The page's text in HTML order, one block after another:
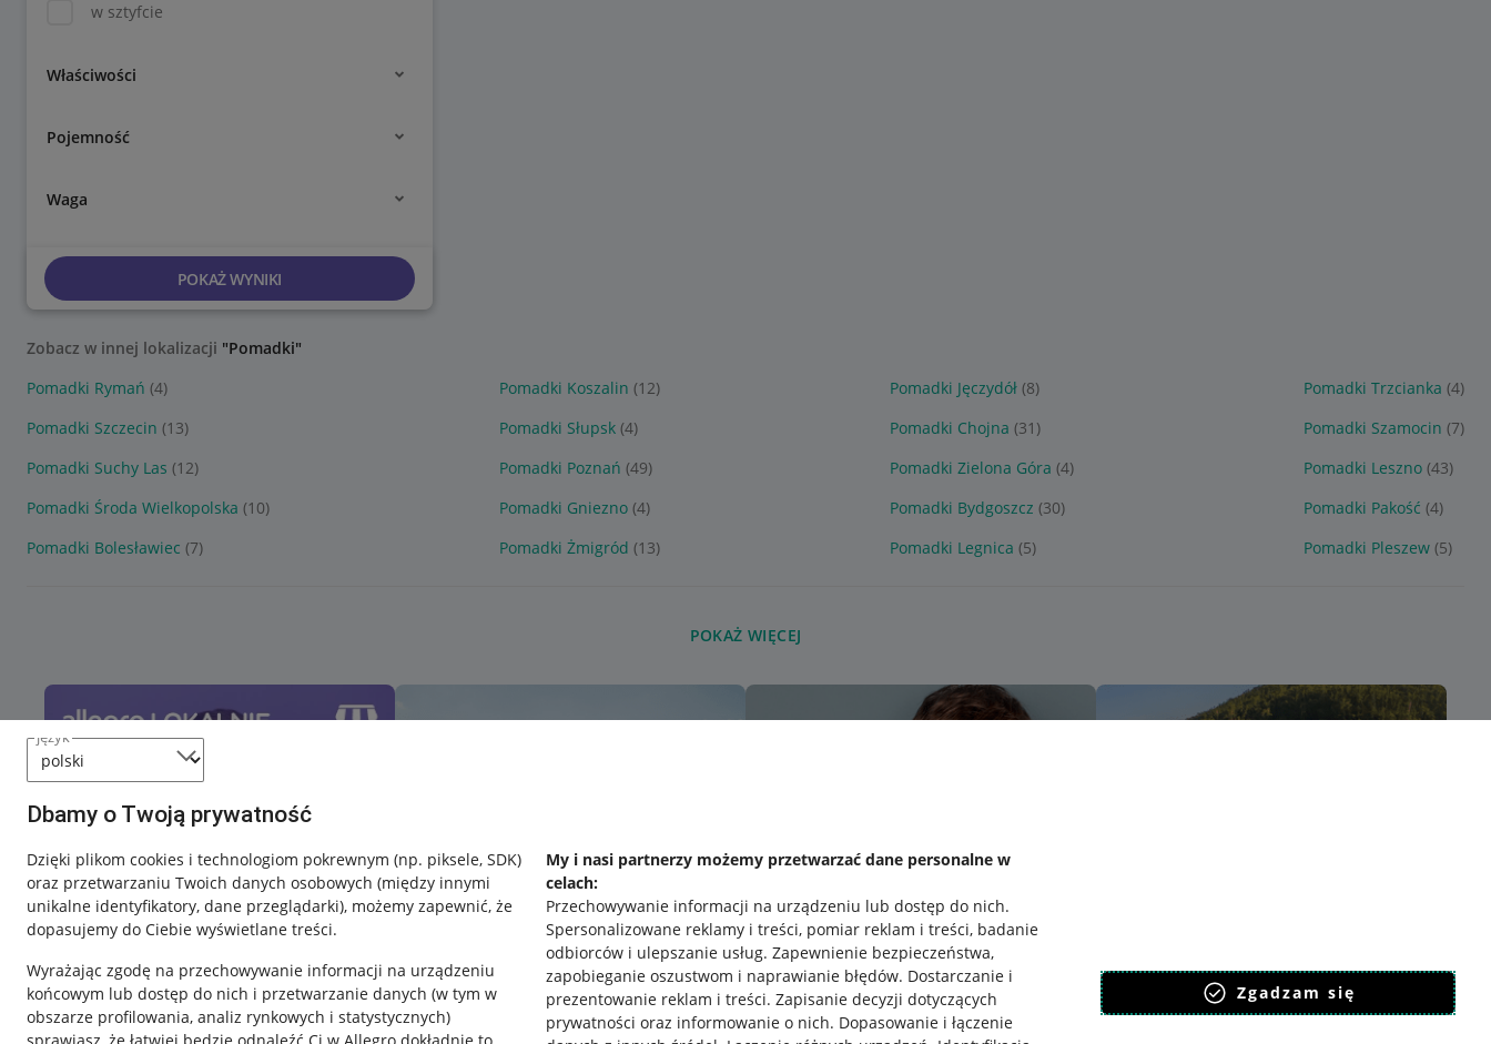
język
Dbamy o Twoją prywatność
Dzięki plikom cookies i technologiom pokrewnym (np. piksele, SDK)
oraz przetwarzaniu Twoich danych osobowych (między innymi
unikalne identyfikatory, dane przeglądarki), możemy zapewnić, że
dopasujemy do Ciebie wyświetlane treści.
Wyrażając zgodę na przechowywanie informacji na urządzeniu
końcowym lub dostęp do nich i przetwarzanie danych (w tym w
obszarze profilowania, analiz rynkowych i statystycznych)
My i nasi partnerzy możemy przetwarzać dane personalne w
celach:
Przechowywanie informacji na urządzeniu lub dostęp do nich.
Spersonalizowane reklamy i treści, pomiar reklam i treści, badanie
odbiorców i ulepszanie usług. Zapewnienie bezpieczeństwa,
zapobieganie oszustwom i naprawianie błędów. Dostarczanie i
prezentowanie reklam i treści. Zapisanie decyzji dotyczących
prywatności oraz informowanie o nich. Dopasowanie i łączenie
Zgadzam się
w sztyfcie
Właściwości
Pojemność
Waga
POKAŻ WYNIKI
Zobacz w innej lokalizacji "Pomadki"
Pomadki Rymań (4) Pomadki Koszalin (12) Pomadki Jęczydół (8) Pomadki Trzcianka (4)
Pomadki Szczecin (13) Pomadki Słupsk (4) Pomadki Chojna (31) Pomadki Szamocin (7)
Pomadki Suchy Las (12) Pomadki Poznań (49) Pomadki Zielona Góra (4) Pomadki Leszno (43)
Pomadki Środa Wielkopolska (10) Pomadki Gniezno (4) Pomadki Bydgoszcz (30) Pomadki Pakość (4)
Pomadki Bolesławiec (7) Pomadki Żmigród (13) Pomadki Legnica (5) Pomadki Pleszew (5)
POKAŻ WIĘCEJ